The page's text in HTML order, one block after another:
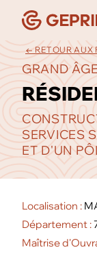
← RETOUR AUX
GRAND
SERVICES
ET D'UN
Localisation :
Département :
Maîtrise